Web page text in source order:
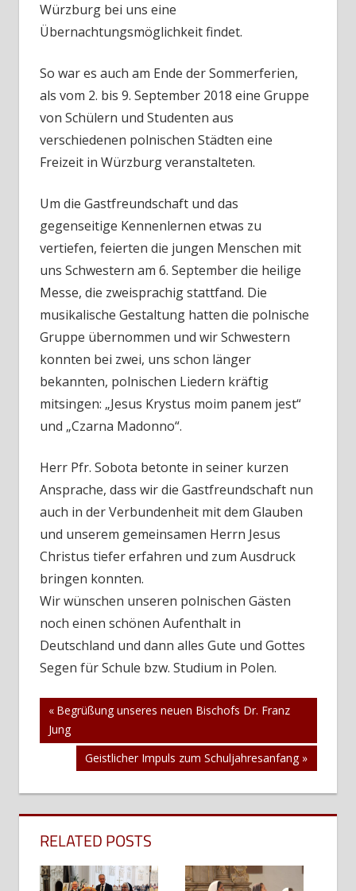
Würzburg bei uns eine
Übernachtungsmöglichkeit findet.
So war es auch am Ende der Sommerferien,
als vom 2. bis 9. September 2018 eine Gruppe
von Schülern und Studenten aus
verschiedenen polnischen Städten eine
Freizeit in Würzburg veranstalteten.
Um die Gastfreundschaft und das
gegenseitige Kennenlernen etwas zu
vertiefen, feierten die jungen Menschen mit
uns Schwestern am 6. September die heilige
Messe, die zweisprachig stattfand. Die
musikalische Gestaltung hatten die polnische
Gruppe übernommen und wir Schwestern
konnten bei zwei, uns schon länger
bekannten, polnischen Liedern kräftig
mitsingen: „Jesus Krystus moim panem jest“
und „Czarna Madonno“.
Herr Pfr. Sobota betonte in seiner kurzen
Ansprache, dass wir die Gastfreundschaft nun
auch in der Verbundenheit mit dem Glauben
und unserem gemeinsamen Herrn Jesus
Christus tiefer erfahren und zum Ausdruck
bringen konnten.
Wir wünschen unseren polnischen Gästen
noch einen schönen Aufenthalt in
Deutschland und dann alles Gute und Gottes
Segen für Schule bzw. Studium in Polen.
Beitragsnavigation
Vorheriger
Beitrag:
Begrüßung unseres neuen Bischofs Dr. Franz
Jung
Nächster
Beitrag:
Geistlicher Impuls zum Schuljahresanfang
RELATED POSTS